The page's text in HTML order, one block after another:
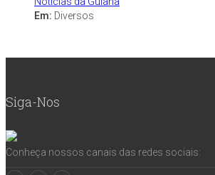
Em: Diversos
Siga-Nos
Conheça nossos canais das redes sociais: